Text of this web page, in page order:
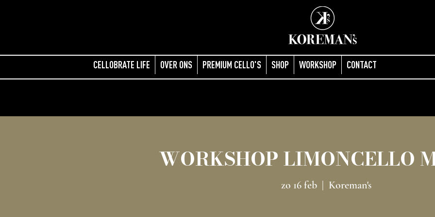
CELLOBRATE LIFE OVER ONS PREMIUM CELLO'S SHOP WORKSHOP CONTACT
WORKSHOP LIMONCELLO
zo 16 feb
  |
Koreman's